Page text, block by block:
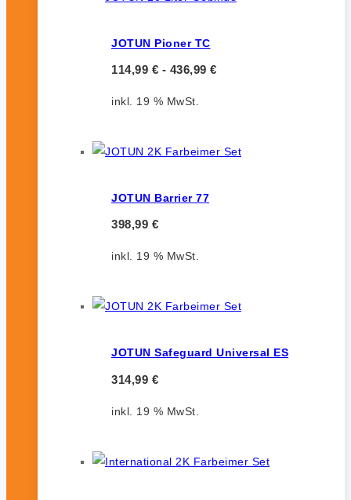
JOTUN Pioner TC
114,99 € - 436,99 €
inkl. 19 % MwSt.
JOTUN Barrier 77
398,99 €
inkl. 19 % MwSt.
JOTUN Safeguard Universal ES
314,99 €
inkl. 19 % MwSt.